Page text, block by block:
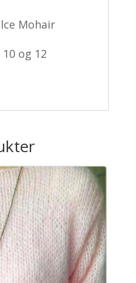
Mohair
og 12